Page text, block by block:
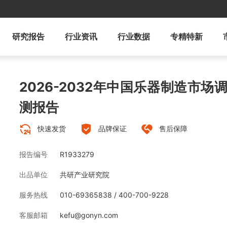
研究报告 行业资讯 行业数据 专精特新
2026-2032年中国乐器制造市场
测报告
快速发货 品牌保证 售后保障
报告编号 R1933279
出品单位 共研产业研究院
服务热线 010-69365838 / 400-700-9228
客服邮箱 kefu@gonyn.com